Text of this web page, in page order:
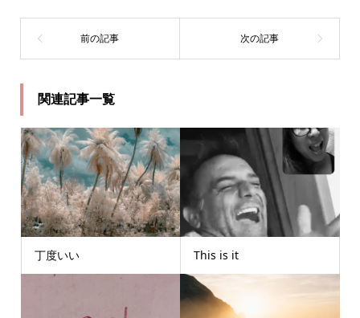
関連記事一覧
丁度いい This is it